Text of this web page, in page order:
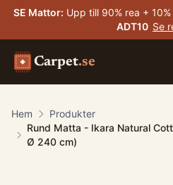
SE Mattor: Upp till 90% rea +
ADT10 Se
Carpet.se
Hem
Produkter
Rund Matta - Ikara Natural
Ø 240 cm)